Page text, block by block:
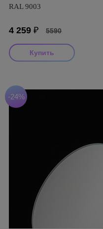
RAL 9003
4 259 ₽ 5590
-24%